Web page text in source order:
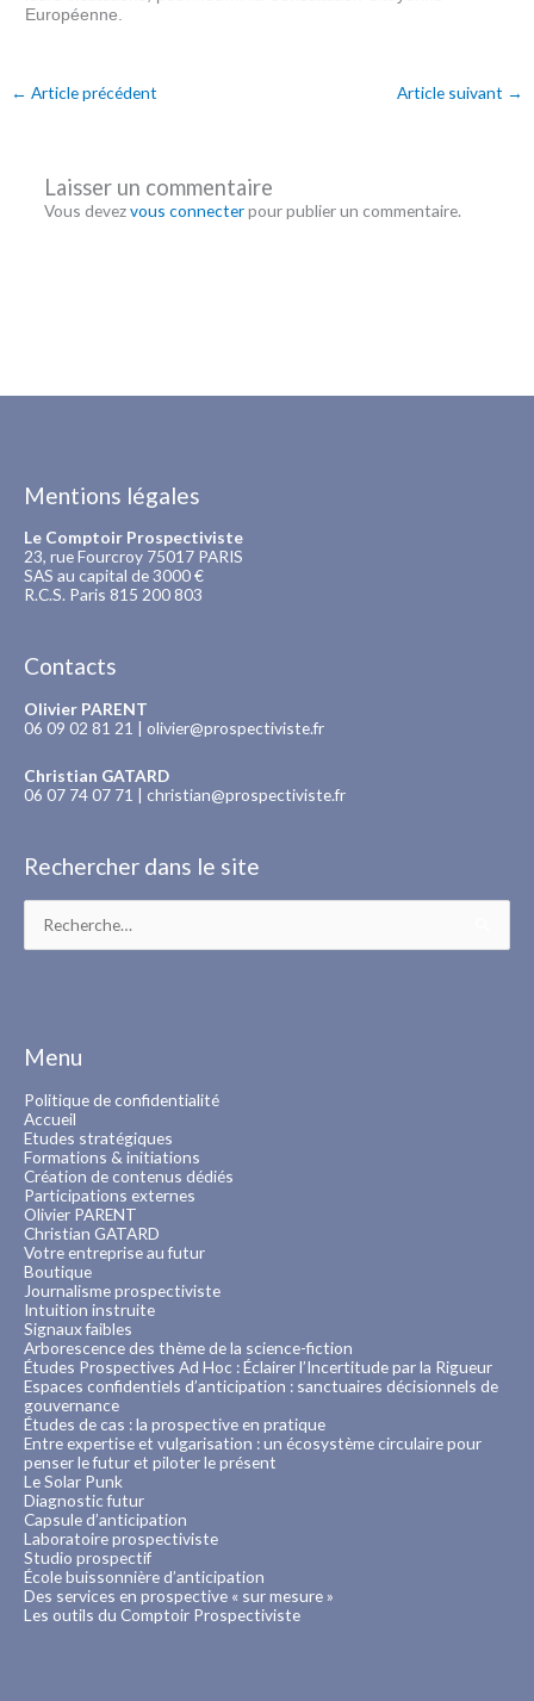
Européenne.
← Article précédent Article suivant →
Laisser un commentaire
Vous devezvous connecterpour publier un commentaire.
Mentions légales
Le Comptoir Prospectiviste
23, rue Fourcroy 75017 PARIS
SAS au capital de 3000 €
R.C.S. Paris 815 200 803
Contacts
Olivier PARENT
06 09 02 81 21 | olivier@prospectiviste.fr
Christian GATARD
06 07 74 07 71 | christian@prospectiviste.fr
Rechercher dans le site
Rechercher :
Menu
Politique de confidentialité
Accueil
Etudes stratégiques
Formations & initiations
Création de contenus dédiés
Participations externes
Olivier PARENT
Christian GATARD
Votre entreprise au futur
Boutique
Journalisme prospectiviste
Intuition instruite
Signaux faibles
Arborescence des thème de la science-fiction
Études Prospectives Ad Hoc : Éclairer l’Incertitude par la Rigueur
Espaces confidentiels d’anticipation : sanctuaires décisionnels de
gouvernance
Études de cas : la prospective en pratique
Entre expertise et vulgarisation : un écosystème circulaire pour
penser le futur et piloter le présent
Le Solar Punk
Diagnostic futur
Capsule d’anticipation
Laboratoire prospectiviste
Studio prospectif
École buissonnière d’anticipation
Des services en prospective « sur mesure »
Les outils du Comptoir Prospectiviste